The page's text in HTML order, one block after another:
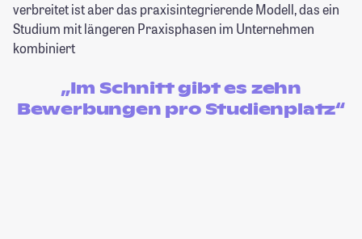
verbreitet ist aber das praxisintegrierende Modell, das ein
Studium mit längeren Praxisphasen im Unternehmen
kombiniert
„Im Schnitt gibt es zehn
Bewerbungen pro Studienplatz“